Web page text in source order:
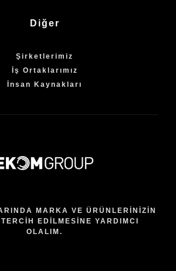
Diğer
Şirketlerimiz
İş Ortaklarımız
İnsan Kaynakları
MARKA VE ÜRÜNLERİNİZİN
EDİLMESİNE YARDIMCI
OLALIM.